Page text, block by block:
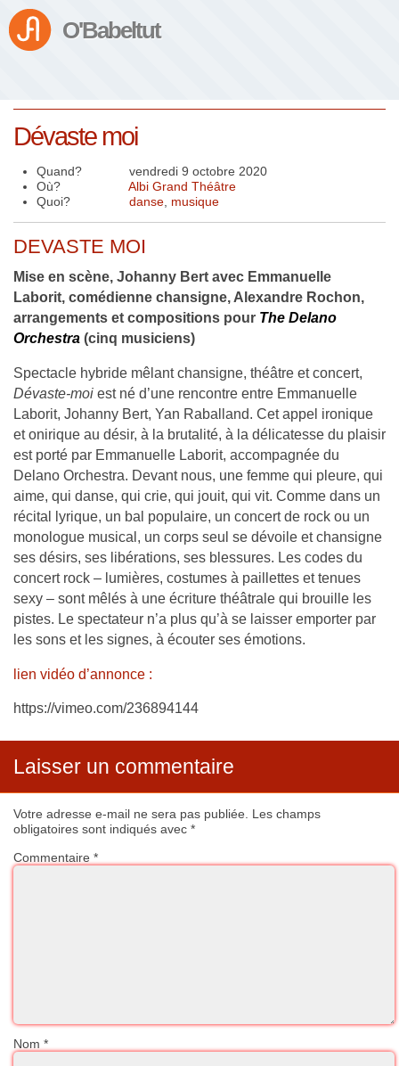
O'Babeltut
Dévaste moi
Quand?
vendredi 9 octobre 2020
Où?
Albi Grand Théâtre
Quoi?
danse, musique
DEVASTE MOI
Mise en scène, Johanny Bert avec Emmanuelle
Laborit, comédienne chansigne, Alexandre Rochon,
arrangements et compositions pour The Delano
Orchestra (cinq musiciens)
Spectacle hybride mêlant chansigne, théâtre et concert,
Dévaste-moi est né d’une rencontre entre Emmanuelle
Laborit, Johanny Bert, Yan Raballand. Cet appel ironique
et onirique au désir, à la brutalité, à la délicatesse du plaisir
est porté par Emmanuelle Laborit, accompagnée du
Delano Orchestra. Devant nous, une femme qui pleure, qui
aime, qui danse, qui crie, qui jouit, qui vit. Comme dans un
récital lyrique, un bal populaire, un concert de rock ou un
monologue musical, un corps seul se dévoile et chansigne
ses désirs, ses libérations, ses blessures. Les codes du
concert rock – lumières, costumes à paillettes et tenues
sexy – sont mêlés à une écriture théâtrale qui brouille les
pistes. Le spectateur n’a plus qu’à se laisser emporter par
les sons et les signes, à écouter ses émotions.
lien vidéo d’annonce :
https://vimeo.com/236894144
Laisser un commentaire
Votre adresse e-mail ne sera pas publiée. Les champs
obligatoires sont indiqués avec *
Commentaire *
Nom *